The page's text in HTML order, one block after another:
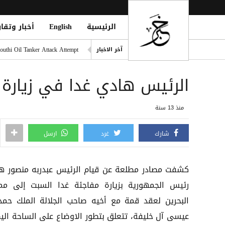
الرئيسية English أخبار
آخر الاخبار
Oil Tanker Attack Attempt
المقاومة الوطنية تحبط
قتلى وجرحى مدنيون جراء هجوم حوثي واسع بـ20الرئيس هادي غدا في
منذ 13 سنة
شارك غرد ارسل
كشفت مصادر مطلعة عن قيام الرئيس عبدربه منصور
رئيس الجمهورية بزيارة مفاجئة غدا السبت إلى
البحرين لعقد قمة مع أخيه صاحب الجلالة الملك
عيسى آل خليفة، تتعلق بتطور الاوضاع على الساحة